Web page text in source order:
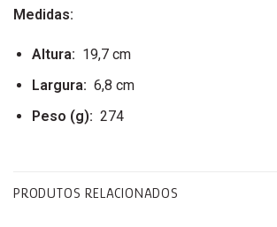
Medidas:
Altura: 19,7 cm
Largura: 6,8 cm
Peso (g): 274
PRODUTOS RELACIONADOS